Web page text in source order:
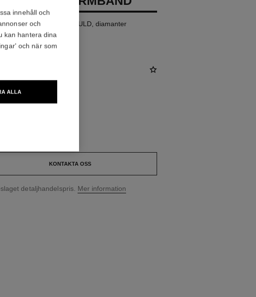
motiv, 18 karat BEIGE GULD, diamanter
(3)
KONTAKTA OSS
detaljhandelspris. Mer information
innehåll och
och
kan hantera dina
och när som
ALLA